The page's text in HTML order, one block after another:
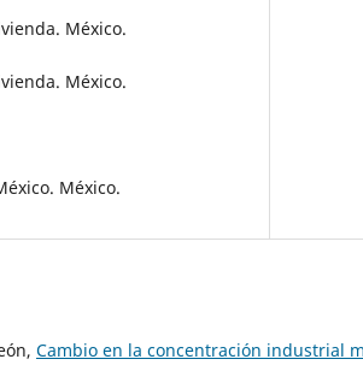
México.
México.
México.
Cambio en la concentración industrial